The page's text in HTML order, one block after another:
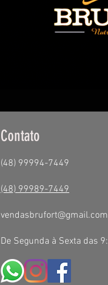
Contato
(48) 99994-7449
(48) 99989-7449
vendasbrufort@gmail.com
De Segunda à Sexta das